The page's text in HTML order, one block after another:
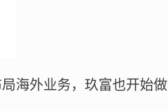
海外业务，玖富也开始